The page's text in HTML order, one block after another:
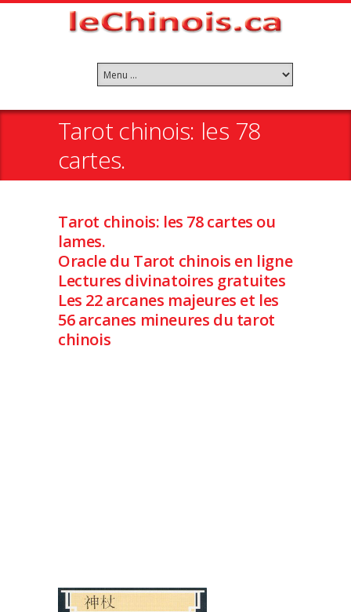
Tarot chinois: les 78
cartes.
Tarot chinois: les 78 cartes ou
lames.
Oracle du Tarot chinois en ligne
Lectures divinatoires gratuites
Les 22 arcanes majeures et les
56 arcanes mineures du tarot
chinois